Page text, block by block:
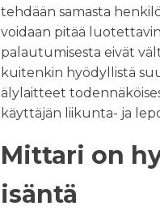
tehdään samasta
voidaan pitää
palautumisesta eivät
kuitenkin hyödyllistä
älylaitteet
käyttäjän liikunta- ja
Mittari on
isäntä